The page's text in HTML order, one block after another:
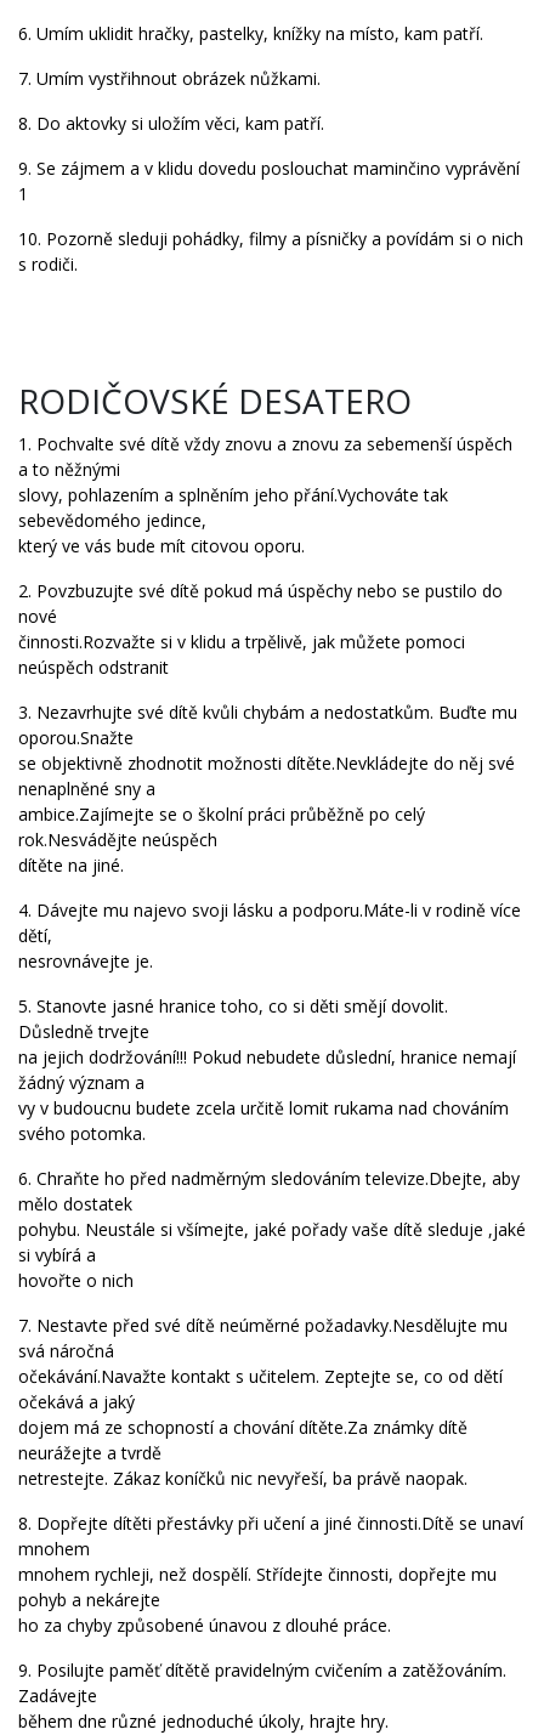
6. Umím uklidit hračky, pastelky, knížky na místo, kam patří.
7. Umím vystřihnout obrázek nůžkami.
8. Do aktovky si uložím věci, kam patří.
9. Se zájmem a v klidu dovedu poslouchat maminčino vyprávění
1
10. Pozorně sleduji pohádky, filmy a písničky a povídám si o nich
s rodiči.
RODIČOVSKÉ DESATERO
1. Pochvalte své dítě vždy znovu a znovu za sebemenší úspěch
a to něžnými
slovy, pohlazením a splněním jeho přání.Vychováte tak
sebevědomého jedince,
který ve vás bude mít citovou oporu.
2. Povzbuzujte své dítě pokud má úspěchy nebo se pustilo do
nové
činnosti.Rozvažte si v klidu a trpělivě, jak můžete pomoci
neúspěch odstranit
3. Nezavrhujte své dítě kvůli chybám a nedostatkům. Buďte mu
oporou.Snažte
se objektivně zhodnotit možnosti dítěte.Nevkládejte do něj své
nenaplněné sny a
ambice.Zajímejte se o školní práci průběžně po celý
rok.Nesvádějte neúspěch
dítěte na jiné.
4. Dávejte mu najevo svoji lásku a podporu.Máte-li v rodině více
dětí,
nesrovnávejte je.
5. Stanovte jasné hranice toho, co si děti smějí dovolit.
Důsledně trvejte
na jejich dodržování!!! Pokud nebudete důslední, hranice nemají
žádný význam a
vy v budoucnu budete zcela určitě lomit rukama nad chováním
svého potomka.
6. Chraňte ho před nadměrným sledováním televize.Dbejte, aby
mělo dostatek
pohybu. Neustále si všímejte, jaké pořady vaše dítě sleduje ,jaké
si vybírá a
hovořte o nich
7. Nestavte před své dítě neúměrné požadavky.Nesdělujte mu
svá náročná
očekávání.Navažte kontakt s učitelem. Zeptejte se, co od dětí
očekává a jaký
dojem má ze schopností a chování dítěte.Za známky dítě
neurážejte a tvrdě
netrestejte. Zákaz koníčků nic nevyřeší, ba právě naopak.
8. Dopřejte dítěti přestávky při učení a jiné činnosti.Dítě se unaví
mnohem
mnohem rychleji, než dospělí. Střídejte činnosti, dopřejte mu
pohyb a nekárejte
ho za chyby způsobené únavou z dlouhé práce.
9. Posilujte paměť dítětě pravidelným cvičením a zatěžováním.
Zadávejte
během dne různé jednoduché úkoly, hrajte hry.